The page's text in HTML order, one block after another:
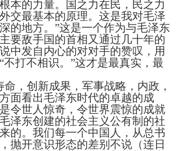
本的力量。国之力在民，民之力
交最基本的原理。这是我对毛泽
的地方。”这是一个作为与毛泽东
要敌手国的首相又通过几十年的
中发自内心的对对手的赞叹，用
不打不相识。”这才是最真实，最
命，创新成果，军事战略，内政，
面看出毛泽东时代的卓越的成
令世人惊奇，令世界震惊的成就
泽东创建的社会主义公有制的社
的。我们每一个中国人，从总书
抛开意识形态的差别不说（连日